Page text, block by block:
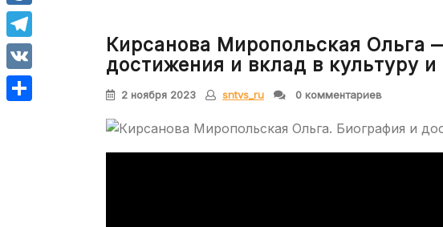
Кирсанова Миропольская Ольга
достижения и вклад в культуру и
2 ноября 2023 sntvs_ru 0 комментариев
Mail.Ru
Telegram
VK